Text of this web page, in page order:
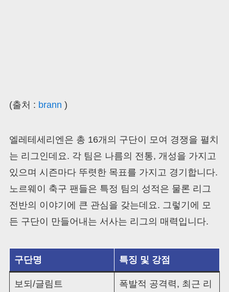
(출처 : brann )
엘레테세리엔은 총 16개의 구단이 모여 경쟁을 펼치
는 리그인데요. 각 팀은 나름의 전통, 개성을 가지고
있으며 시즌마다 뚜렷한 목표를 가지고 경기합니다.
노르웨이 축구 팬들은 특정 팀의 성적은 물론 리그
전반의 이야기에 큰 관심을 갖는데요. 그렇기에 모
든 구단이 만들어내는 서사는 리그의 매력입니다.
구단명 특징 및 강점
보되/글림트 폭발적 공격력, 최근 리